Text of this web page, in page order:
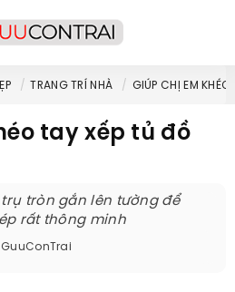
TRANG TRÍ NHÀ GIÚP CHỊ EM KHÉO
tay xếp tủ đồ
tròn gắn lên tường để
rất thông minh
GuuConTrai